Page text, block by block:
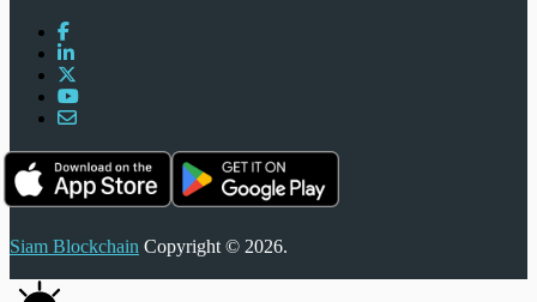
Siam Blockchain Copyright © 2026.